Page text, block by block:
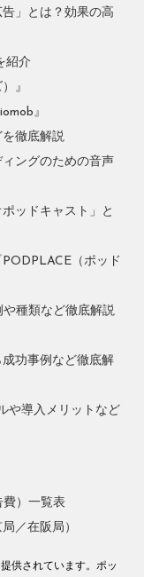
」とは？効果の高
紹介
』
』
徹底解説
ングのための音声
ッドキャスト」と
（ポッド
種類など徹底解説
功事例など徹底解
や導入メリットなど
）一覧表
／在阪局）
供されています。ポッ